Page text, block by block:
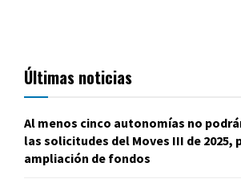
Últimas noticias
Al menos cinco autonomías no
las solicitudes del Moves III de 2025,
ampliación de fondos